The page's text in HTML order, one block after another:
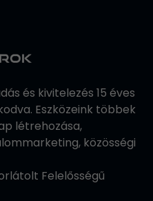
és kivitelezés 15 éves
Eszközeink többek
létrehozása,
közösségi
Felelősségű